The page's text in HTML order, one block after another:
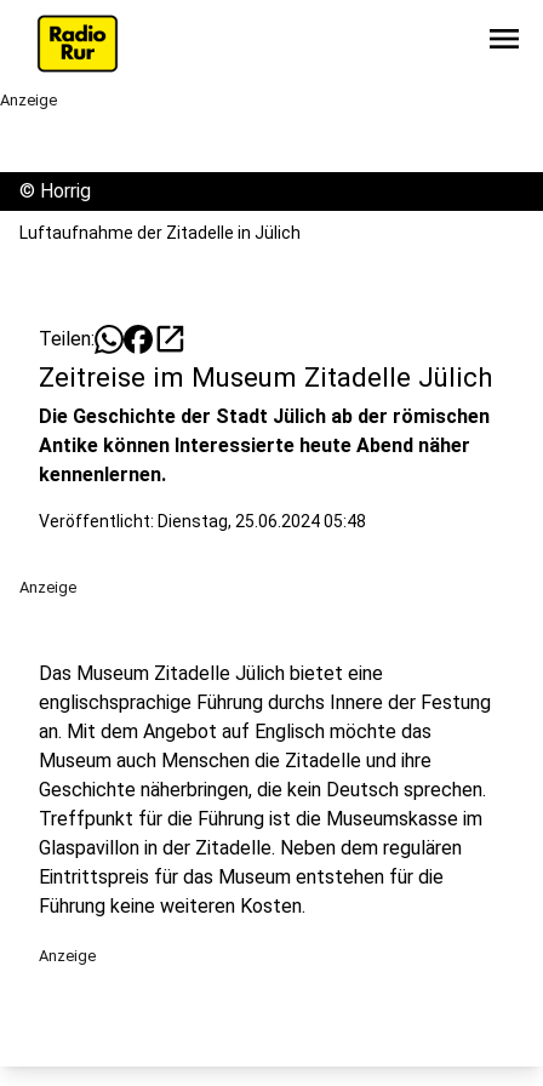
menu
Anzeige
© Horrig
Luftaufnahme der Zitadelle in Jülich
Teilen: open_in_new
Zeitreise im Museum Zitadelle Jülich
Die Geschichte der Stadt Jülich ab der römischen
Antike können Interessierte heute Abend näher
kennenlernen.
Veröffentlicht: Dienstag, 25.06.2024 05:48
Anzeige
Das Museum Zitadelle Jülich bietet eine
englischsprachige Führung durchs Innere der Festung
an. Mit dem Angebot auf Englisch möchte das
Museum auch Menschen die Zitadelle und ihre
Geschichte näherbringen, die kein Deutsch sprechen.
Treffpunkt für die Führung ist die Museumskasse im
Glaspavillon in der Zitadelle. Neben dem regulären
Eintrittspreis für das Museum entstehen für die
Führung keine weiteren Kosten.
Anzeige